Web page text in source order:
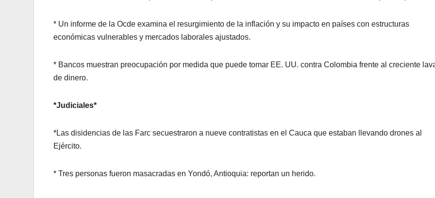
* Un informe de la Ocde examina el resurgimiento de la inflación y su impacto en países con estructuras
económicas vulnerables y mercados laborales ajustados.
* Bancos muestran preocupación por medida que puede tomar EE. UU. contra Colombia frente al creciente
de dinero.
*Judiciales*
*Las disidencias de las Farc secuestraron a nueve contratistas en el Cauca que estaban llevando drones al
Ejército.
* Tres personas fueron masacradas en Yondó, Antioquia: reportan un herido.